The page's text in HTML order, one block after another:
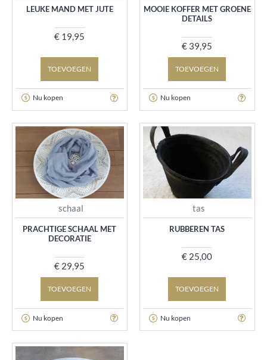
LEUKE MAND MET JUTE
€ 19,95
TOEVOEGEN
Nu kopen
MOOIE KOFFER MET GROENE
DETAILS
€ 39,95
TOEVOEGEN
Nu kopen
schaal
PRACHTIGE SCHAAL MET
DECORATIE
€ 29,95
TOEVOEGEN
Nu kopen
tas
RUBBEREN TAS
€ 25,00
TOEVOEGEN
Nu kopen